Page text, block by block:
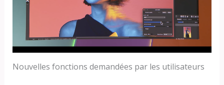
Nouvelles fonctions demandées par les utilisateurs